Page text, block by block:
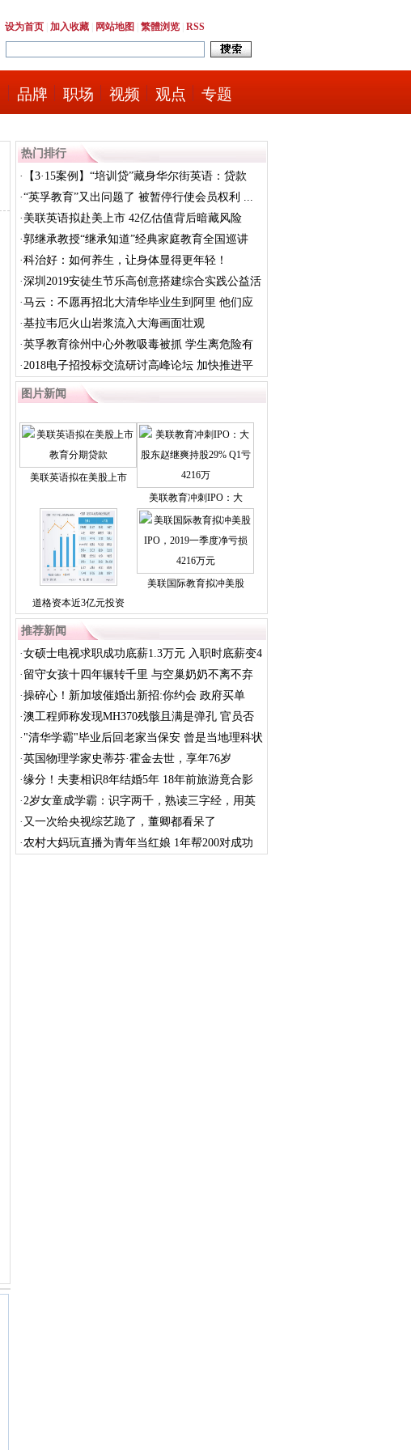
设为首页 加入收藏 网站地图 繁體浏览 RSS
品牌 职场 视频 观点 专题
热门排行
·
【3·15案例】“培训贷”藏身华尔街英语：贷款
很...
·“英孚教育”又出问题了 被暂停行使会员权利 ...
· 美联英语拟赴美上市 42亿估值背后暗藏风险
·郭继承教授“继承知道”经典家庭教育全国巡讲
公...
·科治好：如何养生，让身体显得更年轻！
·深圳2019安徒生节乐高创意搭建综合实践公益活
动...
·马云：不愿再招北大清华毕业生到阿里 他们应
到...
·基拉韦厄火山岩浆流入大海画面壮观
·英孚教育徐州中心外教吸毒被抓 学生离危险有
多远？
·2018电子招投标交流研讨高峰论坛 加快推进平
台建设
图片新闻
美联英语拟在美股上市
美联教育冲刺IPO：大
道格资本近3亿元投资
美联国际教育拟冲美股
推荐新闻
·女硕士电视求职成功底薪1.3万元 入职时底薪变4
千
· 留守女孩十四年辗转千里 与空巢奶奶不离不弃
·操碎心！新加坡催婚出新招:你约会 政府买单
·澳工程师称发现MH370残骸且满是弹孔 官员否
认
· "清华学霸"毕业后回老家当保安 曾是当地理科状
元
·英国物理学家史蒂芬·霍金去世，享年76岁
·缘分！夫妻相识8年结婚5年 18年前旅游竟合影
同框
·2岁女童成学霸：识字两千，熟读三字经，用英
语数数
· 又一次给央视综艺跪了，董卿都看呆了
·农村大妈玩直播为青年当红娘 1年帮200对成功